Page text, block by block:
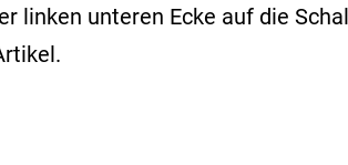
linken unteren Ecke auf die
.